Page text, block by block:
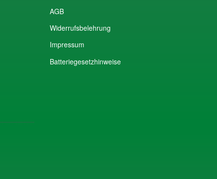
AGB
Widerrufsbelehrung
Impressum
Batteriegesetzhinweise